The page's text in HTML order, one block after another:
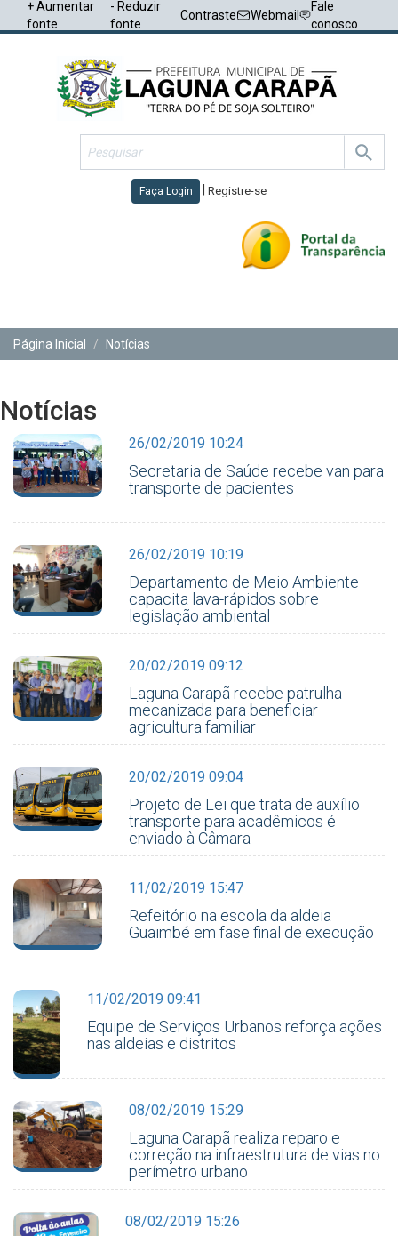
+ Aumentar
fonte
- Reduzir
fonte
Contraste Webmail
Fale
conosco
Faça Login Registre-se
Página Inicial
Notícias
Notícias
26/02/2019 10:24
Secretaria de Saúde recebe van para
transporte de pacientes
26/02/2019 10:19
Departamento de Meio Ambiente
capacita lava-rápidos sobre
legislação ambiental
20/02/2019 09:12
Laguna Carapã recebe patrulha
mecanizada para beneficiar
agricultura familiar
20/02/2019 09:04
Projeto de Lei que trata de auxílio
transporte para acadêmicos é
enviado à Câmara
11/02/2019 15:47
Refeitório na escola da aldeia
Guaimbé em fase final de execução
11/02/2019 09:41
Equipe de Serviços Urbanos reforça ações
nas aldeias e distritos
08/02/2019 15:29
Laguna Carapã realiza reparo e
correção na infraestrutura de vias no
perímetro urbano
08/02/2019 15:26